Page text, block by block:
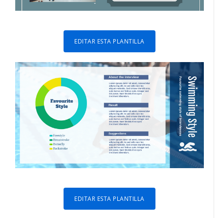
EDITAR ESTA PLANTILLA
EDITAR ESTA PLANTILLA